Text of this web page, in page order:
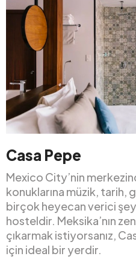
Casa Pepe
Mexico City’nin
konuklarına müzik, tarih,
birçok heyecan verici
hosteldir. Meksika’nın
çıkarmak istiyorsanız,
için ideal bir yerdir.